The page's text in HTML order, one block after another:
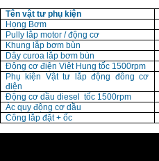
Tên vật tư phụ kiện
Họng Bơm
Pully lắp motor / động cơ
Khung lắp bơm bùn
Dây curoa lắp bơm bùn
Động cơ điện Việt Hung tốc 1500rpm
Phụ kiện Vật tư lắp động đông cơ
điện
Động cơ dầu diesel tốc 1500rpm
Ác quy động cơ dầu
Công lắp đặt + ốc